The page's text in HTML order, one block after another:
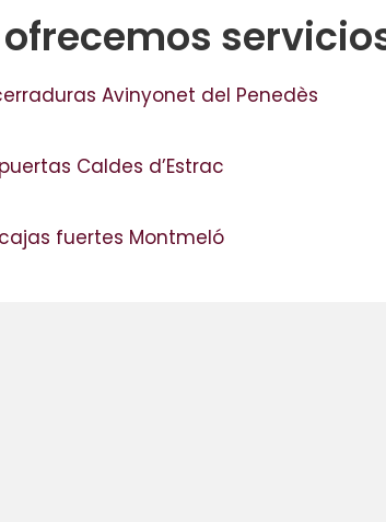
Avinyonet del Penedès
Caldes d’Estrac
fuertes Montmeló